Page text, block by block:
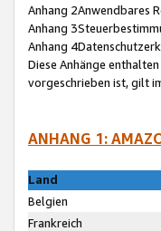
Anhang 2Anwendbares
Anhang
Anhang
Diese Anhänge
vorgeschrieben ist, gilt
ANHANG 1:
Land
Belgien
Frankreich